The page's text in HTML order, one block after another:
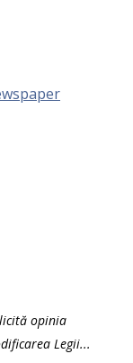
opinia
Legii...